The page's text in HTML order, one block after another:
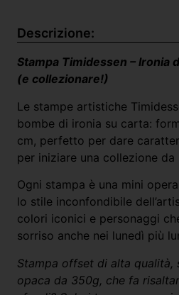
Descrizione:
Stampa Timidessen – Ironia
(e collezionare!)
Le stampe artistiche
bombe di ironia su carta:
cm, perfetto per dare
per iniziare una collezione da
Ogni stampa è una mini
lo stile inconfondibile
colori iconici e personaggi
sorriso anche nei lunedì più
Stampa offset di alta qualità,
opaca da 350g, che fa